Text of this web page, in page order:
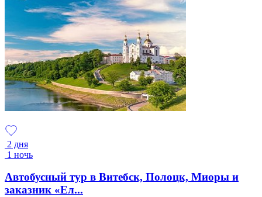
2 дня
1 ночь
Автобусный тур в Витебск, Полоцк, Миоры и
заказник «Ел...